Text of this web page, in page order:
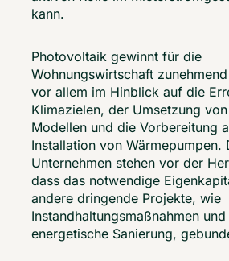
kann.
Photovoltaik gewinnt für die
Wohnungswirtschaft
vor allem im Hinblick auf die
Klimazielen, der Umsetzung
Modellen und die Vorbereitung
Installation von Wärmepumpen.
Unternehmen stehen vor der
dass das notwendige
andere dringende Projekte, wie
Instandhaltungsmaßnahmen
energetische Sanierung,